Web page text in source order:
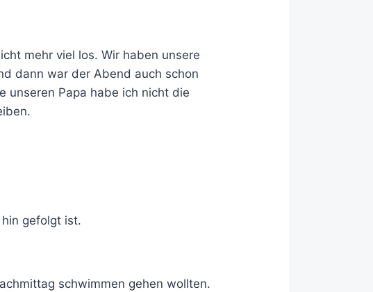
mehr viel los. Wir haben unsere
dann war der Abend auch schon
unseren Papa habe ich nicht die
gefolgt ist.
schwimmen gehen wollten.